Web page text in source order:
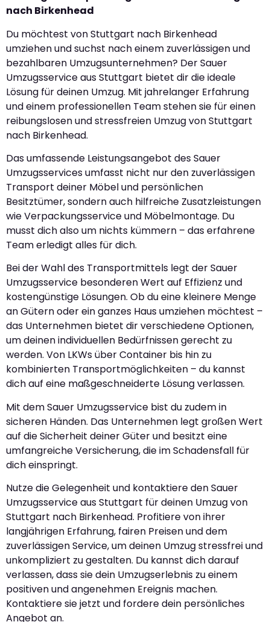
nach Birkenhead
Du möchtest von Stuttgart nach Birkenhead
umziehen und suchst nach einem zuverlässigen und
bezahlbaren Umzugsunternehmen? Der Sauer
Umzugsservice aus Stuttgart bietet dir die ideale
Lösung für deinen Umzug. Mit jahrelanger Erfahrung
und einem professionellen Team stehen sie für einen
reibungslosen und stressfreien Umzug von Stuttgart
nach Birkenhead.
Das umfassende Leistungsangebot des Sauer
Umzugsservices umfasst nicht nur den zuverlässigen
Transport deiner Möbel und persönlichen
Besitztümer, sondern auch hilfreiche Zusatzleistungen
wie Verpackungsservice und Möbelmontage. Du
musst dich also um nichts kümmern – das erfahrene
Team erledigt alles für dich.
Bei der Wahl des Transportmittels legt der Sauer
Umzugsservice besonderen Wert auf Effizienz und
kostengünstige Lösungen. Ob du eine kleinere Menge
an Gütern oder ein ganzes Haus umziehen möchtest –
das Unternehmen bietet dir verschiedene Optionen,
um deinen individuellen Bedürfnissen gerecht zu
werden. Von LKWs über Container bis hin zu
kombinierten Transportmöglichkeiten – du kannst
dich auf eine maßgeschneiderte Lösung verlassen.
Mit dem Sauer Umzugsservice bist du zudem in
sicheren Händen. Das Unternehmen legt großen Wert
auf die Sicherheit deiner Güter und besitzt eine
umfangreiche Versicherung, die im Schadensfall für
dich einspringt.
Nutze die Gelegenheit und kontaktiere den Sauer
Umzugsservice aus Stuttgart für deinen Umzug von
Stuttgart nach Birkenhead. Profitiere von ihrer
langjährigen Erfahrung, fairen Preisen und dem
zuverlässigen Service, um deinen Umzug stressfrei und
unkompliziert zu gestalten. Du kannst dich darauf
verlassen, dass sie dein Umzugserlebnis zu einem
positiven und angenehmen Ereignis machen.
Kontaktiere sie jetzt und fordere dein persönliches
Angebot an.